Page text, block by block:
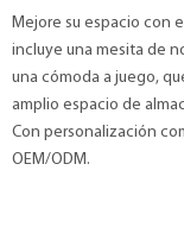
Mejore su espacio con
incluye una mesita de
una cómoda a juego,
amplio espacio de
Con personalización
OEM/ODM.